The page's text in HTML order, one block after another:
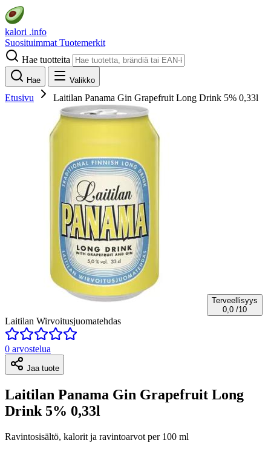
kalori .info
Suosituimmat Tuotemerkit
Hae tuotteita
Hae Valikko
Etusivu Laitilan Panama Gin Grapefruit Long Drink 5% 0,33l
Terveellisyys
0,0 /10
Laitilan Wirvoitusjuomatehdas
0 arvostelua
Jaa tuote
Laitilan Panama Gin Grapefruit Long
Drink 5% 0,33l
Ravintosisältö, kalorit ja ravintoarvot per 100 ml